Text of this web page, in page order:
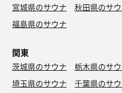
宮城県のサウナ
秋田県のサ
福島県のサウナ
関東
茨城県のサウナ 栃木県のサ
埼玉県のサウナ
千葉県のサ